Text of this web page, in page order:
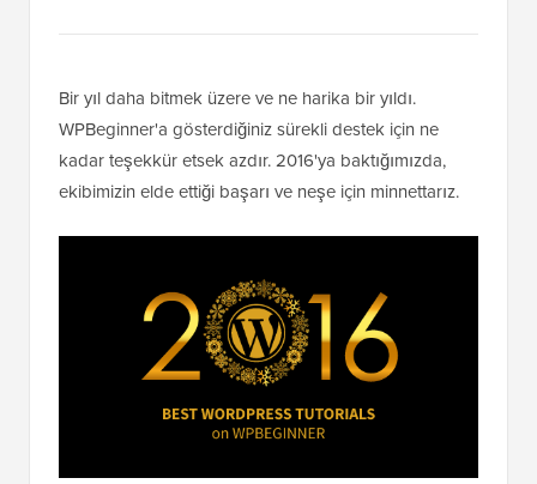
Bir yıl daha bitmek üzere ve ne harika bir yıldı.
WPBeginner'a gösterdiğiniz sürekli destek için ne
kadar teşekkür etsek azdır. 2016'ya baktığımızda,
ekibimizin elde ettiği başarı ve neşe için minnettarız.